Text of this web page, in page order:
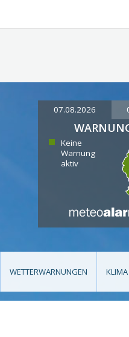
07.08.2026
Keine
Warnung
aktiv
WETTERWARNUNGEN KLIMA